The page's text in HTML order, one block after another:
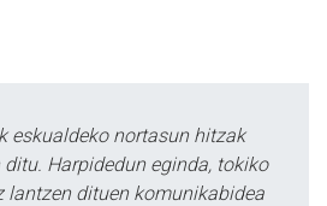
eskualdeko nortasun hitzak
Harpidedun eginda, tokiko
lantzen dituen komunikabidea